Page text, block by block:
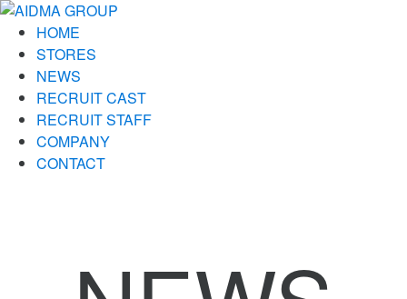
HOME
STORES
NEWS
RECRUIT CAST
RECRUIT STAFF
COMPANY
CONTACT